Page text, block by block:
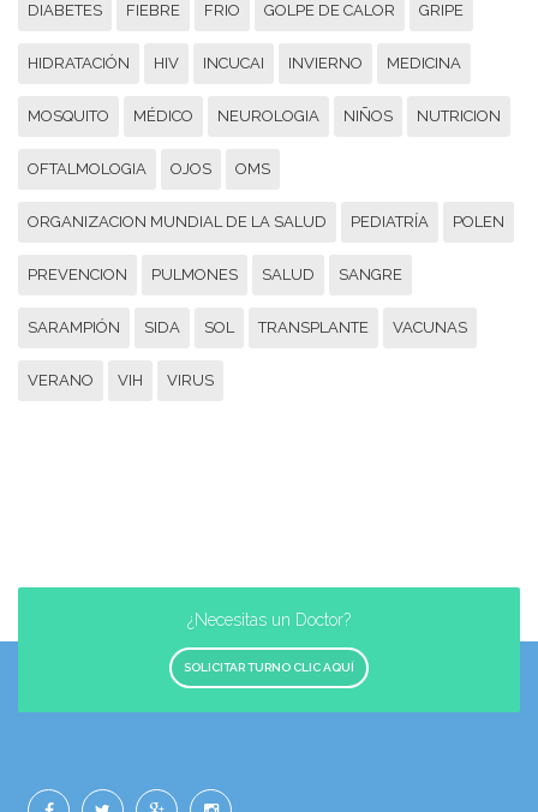
DIABETES FIEBRE FRIO GOLPE DE CALOR GRIPE
HIDRATACIÓN HIV INCUCAI INVIERNO MEDICINA
MOSQUITO MÉDICO NEUROLOGIA NIÑOS NUTRICION
OFTALMOLOGIA OJOS OMS
ORGANIZACION MUNDIAL DE LA SALUD PEDIATRÍA POLEN
PREVENCION PULMONES SALUD SANGRE
SARAMPIÓN SIDA SOL TRANSPLANTE VACUNAS
VERANO VIH VIRUS
¿Necesitas un Doctor?
SOLICITAR TURNO CLIC AQUÍ